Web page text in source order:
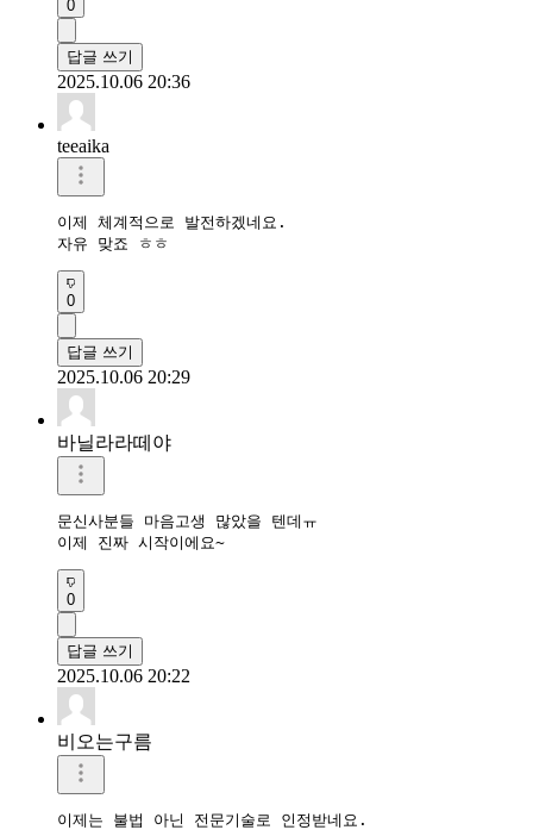
0
답글 쓰기
2025.10.06 20:36
teeaika
이제 체계적으로 발전하겠네요.
자유 맞죠 ㅎㅎ
0
답글 쓰기
2025.10.06 20:29
바닐라라떼야
문신사분들 마음고생 많았을 텐데ㅠ
0
답글 쓰기
2025.10.06 20:22
비오는구름
이제는 불법 아닌 전문기술로 인정받네요.